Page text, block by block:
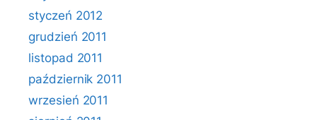
styczeń 2012
grudzień 2011
listopad 2011
październik 2011
wrzesień 2011